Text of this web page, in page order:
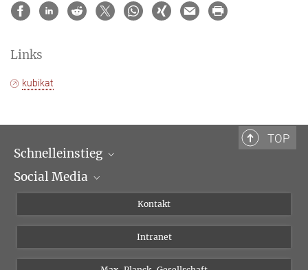
Links
kubikat
TOP
Schnelleinstieg
Wissenschaftliche Abteilungen
Social Media
Instagram
Bluesky
Kontakt
Intranet